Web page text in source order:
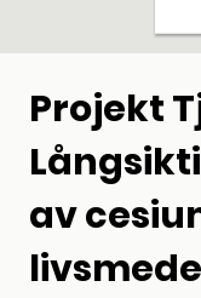
Projekt
av